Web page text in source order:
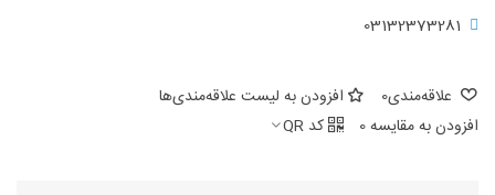
03132373281
علاقه‌مندی0
افزودن به لیست علاقه‌مندی‌ها
افزودن به مقایسه0 کد QR